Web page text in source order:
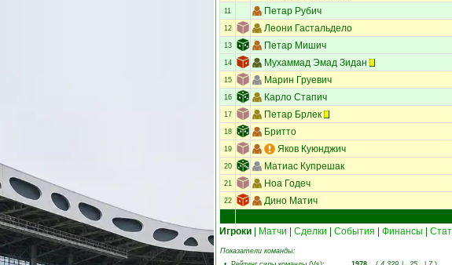
11 Петар Рубич
12 Леони Гастальдело
13 Петар Мишич
14 Мухаммад Эмад Зидан
15 Марин Груевич
16 Карло Стапич
17 Петар Брлек
18 Бритто
19 Яков Куюнджич
20 Матиас Купрешак
21 Ноа Годеч
22 Дино Матич
Игроки
Матчи Сделки События Финансы
Показатели команды: